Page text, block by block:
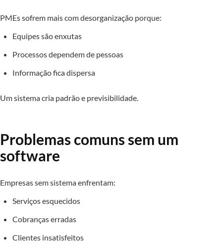
PMEs sofrem mais com desorganização porque:
Equipes são enxutas
Processos dependem de pessoas
Informação fica dispersa
Um sistema cria padrão e previsibilidade.
Problemas comuns sem um
software
Empresas sem sistema enfrentam:
Serviços esquecidos
Cobranças erradas
Clientes insatisfeitos